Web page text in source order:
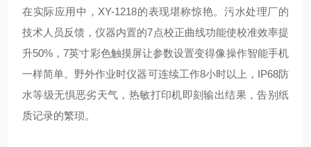
在实际应用中，XY-1218的表现堪称惊艳。污水处理厂的
技术人员反馈，仪器内置的7点校正曲线功能使校准效率提
升50%，7英寸彩色触摸屏让参数设置变得像操作智能手机
一样简单。野外作业时仪器可连续工作8小时以上，IP68防
水等级无惧恶劣天气，热敏打印机即刻输出结果，告别纸
质记录的繁琐。